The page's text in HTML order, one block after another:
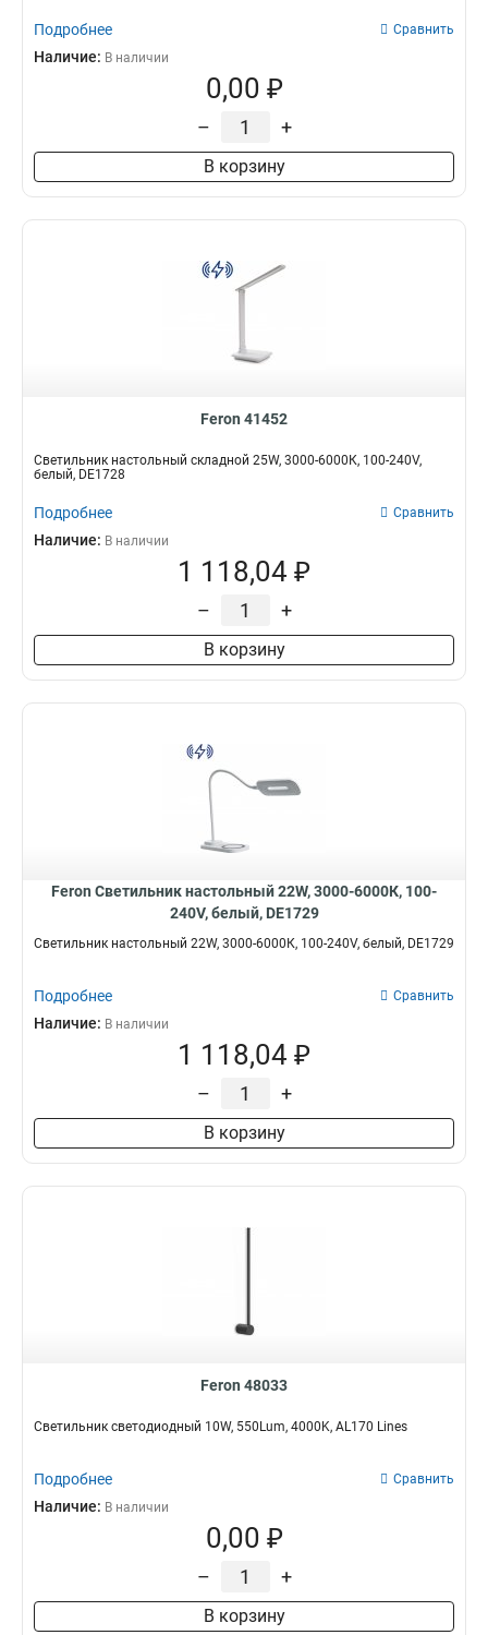
Подробнее Сравнить
Наличие: В наличии
0,00 ₽
– +
В корзину
Feron 41452
Светильник настольный складной 25W, 3000-6000К, 100-240V,
белый, DE1728
Подробнее Сравнить
Наличие: В наличии
1 118,04 ₽
– +
В корзину
Feron Светильник настольный 22W, 3000-6000К, 100-
240V, белый, DE1729
Светильник настольный 22W, 3000-6000К, 100-240V, белый, DE1729
Подробнее Сравнить
Наличие: В наличии
1 118,04 ₽
– +
В корзину
Feron 48033
Светильник светодиодный 10W, 550Lum, 4000K, AL170 Lines
Подробнее Сравнить
Наличие: В наличии
0,00 ₽
– +
В корзину